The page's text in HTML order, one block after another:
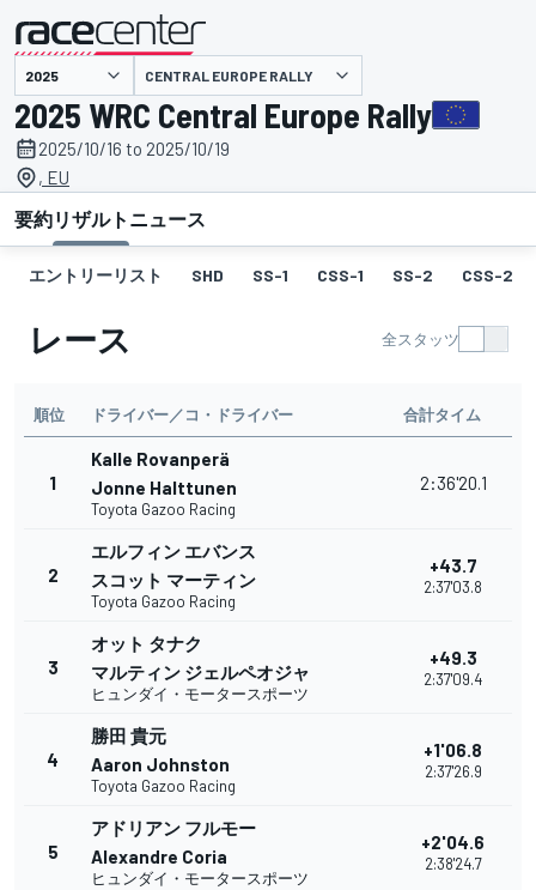
主催 CENTRAL EUROPE RALLY
2025 WRC Central Europe Rally
2025/10/16 to 2025/10/19
, EU
要約リザルト ニュース
エントリーリスト SHD SS-1 CSS-1 SS-2 CSS-2
レース 全スタッツ
順位 ドライバー／コ・ドライバー 合計タイム
1
Kalle Rovanperä
Jonne Halttunen
Toyota Gazoo Racing
2:36'20.1
2
エルフィン エバンス
スコット マーティン
Toyota Gazoo Racing
+43.7
2:37'03.8
3
オット タナク
マルティン ジェルペオジャ
ヒュンダイ・モータースポーツ
+49.3
2:37'09.4
4
勝田 貴元
Aaron Johnston
Toyota Gazoo Racing
+1'06.8
2:37'26.9
5
アドリアン フルモー
Alexandre Coria
ヒュンダイ・モータースポーツ
+2'04.6
2:38'24.7